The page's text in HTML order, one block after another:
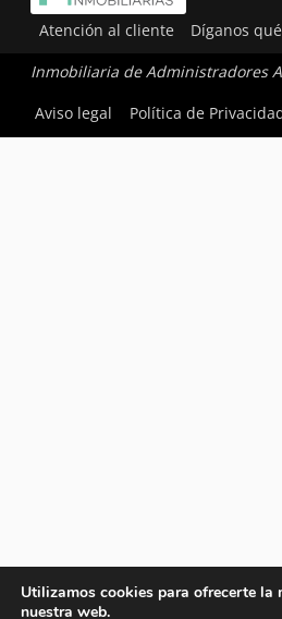
Atención al cliente Díganos
Inmobiliaria de Administradores
Aviso legal
Política de
Utilizamos cookies para ofrecerte la
nuestra web.